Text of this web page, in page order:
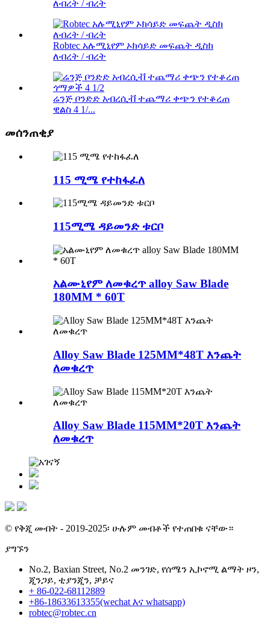
ለብረት / ብረት
Robtec አሉሚኒየም ኦክሳይድ መፍጨት ዲስክ
ለብረት / ብረት
ሬንጅ ቦንድድ አብረሲቭ ተጨማሪ ቀጭን የተቆረጠ
ዊልስ 4 1/...
መሰንጠቂያ
115 ሚሜ የተከፋፈለ
115ሚሜ ዳይመንድ ቱርቦ
አልሙኒየም ለመቁረጥ alloy Saw Blade
180MM * 60T
Alloy Saw Blade 125MM*48T እንጨት
ለመቁረጥ
Alloy Saw Blade 115MM*20T እንጨት
ለመቁረጥ
© የቅጂ መብት - 2019-2025፡ ሁሉም መብቶች የተጠበቁ ናቸው።
ያግኙን
No.2, Baxian Street, No.2 መንገድ, የሰሜን ኢኮኖሚ ልማት ዞን,
ጂንጋይ, ቲያንጂን, ቻይና
+ 86-022-68112889
+86-18633613355(wechat እና whatsapp)
robtec@robtec.cn